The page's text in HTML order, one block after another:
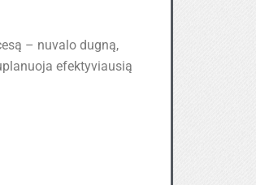
– nuvalo dugną,
efektyviausią